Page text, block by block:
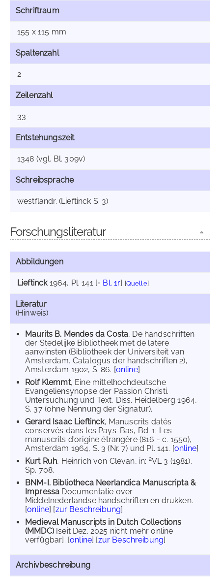
Schriftraum
155 x 115 mm
Spaltenzahl
2
Zeilenzahl
33
Entstehungszeit
1348 (vgl. Bl. 309v)
Schreibsprache
westflandr. (Lieftinck S. 3)
Forschungsliteratur
Abbildungen
Lieftinck1964, Pl. 141 [= Bl. 1r] [Quelle]
Literatur
(Hinweis)
Maurits B. Mendes da Costa, De handschriften
der Stedelijke Bibliotheek met de latere
aanwinsten (Bibliotheek der Universiteit van
Amsterdam. Catalogus der handschriften 2),
Amsterdam 1902, S. 86. [online]
Rolf Klemmt, Eine mittelhochdeutsche
Evangeliensynopse der Passion Christi.
Untersuchung und Text, Diss. Heidelberg 1964,
S. 37 (ohne Nennung der Signatur).
Gerard Isaac Lieftinck, Manuscrits datés
conservés dans les Pays-Bas, Bd. 1: Les
manuscrits d'origine étrangère (816 - c. 1550),
Amsterdam 1964, S. 3 (Nr. 7) und Pl. 141. [online]
Kurt Ruh, Heinrich von Clevan, in: 2VL 3 (1981),
Sp. 708.
BNM-I. Bibliotheca Neerlandica Manuscripta &
Impressa Documentatie over
Middelnederlandse handschriften en drukken.
[online] [zur Beschreibung]
Medieval Manuscripts in Dutch Collections
(MMDC)[seit Dez. 2025 nicht mehr online
verfügbar]. [online] [zur Beschreibung]
Archivbeschreibung